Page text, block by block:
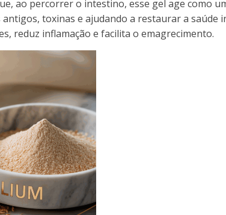
ao percorrer o intestino, esse gel age como
toxinas e ajudando a restaurar a saúde
reduz inflamação e facilita o emagrecimento.